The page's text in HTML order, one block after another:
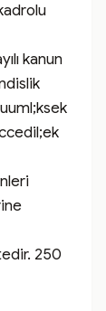
kanun
250